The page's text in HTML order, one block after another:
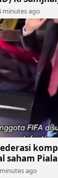
minutes ago
saham
ago